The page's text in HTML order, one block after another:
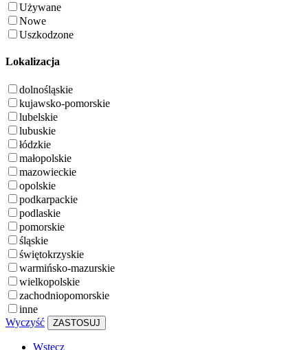
Używane
Nowe
Uszkodzone
Lokalizacja
dolnośląskie
kujawsko-pomorskie
lubelskie
lubuskie
łódzkie
małopolskie
mazowieckie
opolskie
podkarpackie
podlaskie
pomorskie
śląskie
świętokrzyskie
warmińsko-mazurskie
wielkopolskie
zachodniopomorskie
inne
Wyczyść
ZASTOSUJ
Wstecz